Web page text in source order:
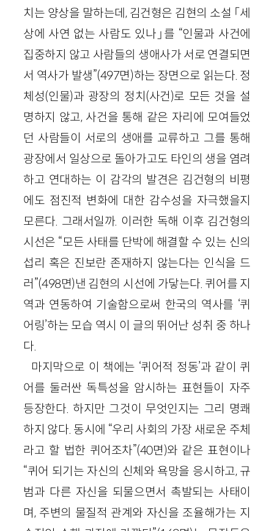
치는 양상을 말하는데, 김건형은 김현의 소설 「세
상에 사연 없는 사람도 있나」를 “인물과 사건에
집중하지 않고 사람들의 생애사가 서로 연결되면
서 역사가 발생”(497면)하는 장면으로 읽는다. 정
체성(인물)과 광장의 정치(사건)로 모든 것을 설
명하지 않고, 사건을 통해 같은 자리에 모여들었
던 사람들이 서로의 생애를 교류하고 그를 통해
광장에서 일상으로 돌아가고도 타인의 생을 염려
하고 연대하는 이 감각의 발견은 김건형의 비평
에도 점진적 변화에 대한 감수성을 자극했을지
모른다. 그래서일까. 이러한 독해 이후 김건형의
시선은 “모든 사태를 단박에 해결할 수 있는 신의
섭리 혹은 진보란 존재하지 않는다는 인식을 드
러”(498면)낸 김현의 시선에 가닿는다. 퀴어를 지
역과 연동하여 기술함으로써 한국의 역사를 ‘퀴
어링’하는 모습 역시 이 글의 뛰어난 성취 중 하나
다.
마지막으로 이 책에는 ‘퀴어적 정동’과 같이 퀴
어를 둘러싼 독특성을 암시하는 표현들이 자주
등장한다. 하지만 그것이 무엇인지는 그리 명쾌
하지 않다. 동시에 “우리 사회의 가장 새로운 주체
라고 할 법한 퀴어조차”(40면)와 같은 표현이나
“퀴어 되기는 자신의 신체와 욕망을 응시하고, 규
범과 다른 자신을 되물으면서 촉발되는 사태이
며, 주변의 물질적 관계와 자신을 조율해가는 지